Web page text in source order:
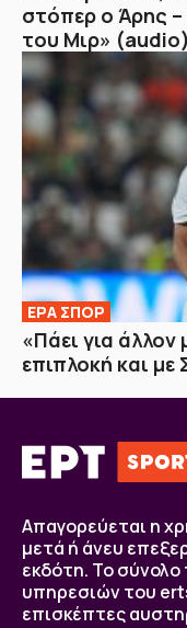
στόπερ ο Άρης
του Μιρ» (audio)
ΕΡΑ ΣΠΟΡ
«Πάει για
επιπλοκή και
Απαγορεύεται η
μετά ή άνευ
εκδότη. Το σύνολο
υπηρεσιών του
επισκέπτες